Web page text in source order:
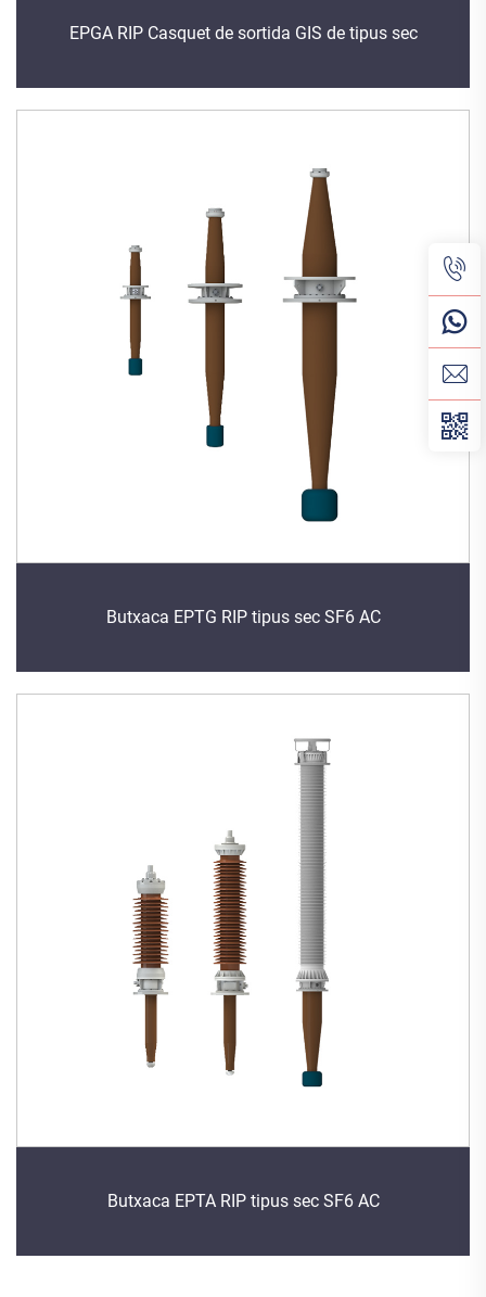
EPGA RIP Casquet de sortida GIS de tipus sec
Butxaca EPTG RIP tipus sec SF6 AC
Butxaca EPTA RIP tipus sec SF6 AC